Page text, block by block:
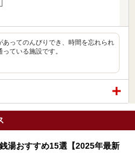
あってのんびりでき、時間を忘れられ
ている施設です。
湯おすすめ15選【2025年最新